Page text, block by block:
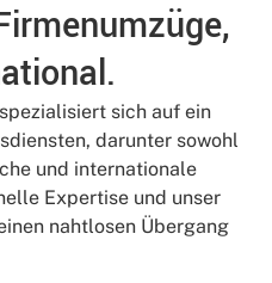
sich auf ein
darunter sowohl
und internationale
Expertise und unser
nahtlosen Übergang